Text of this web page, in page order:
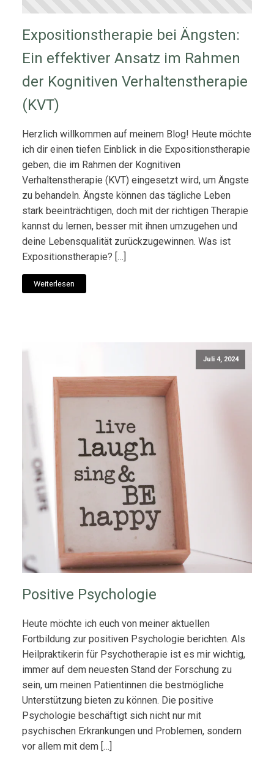
Expositionstherapie bei Ängsten:
Ein effektiver Ansatz im Rahmen
der Kognitiven Verhaltenstherapie
(KVT)
Herzlich willkommen auf meinem Blog! Heute möchte
ich dir einen tiefen Einblick in die Expositionstherapie
geben, die im Rahmen der Kognitiven
Verhaltenstherapie (KVT) eingesetzt wird, um Ängste
zu behandeln. Ängste können das tägliche Leben
stark beeinträchtigen, doch mit der richtigen Therapie
kannst du lernen, besser mit ihnen umzugehen und
deine Lebensqualität zurückzugewinnen. Was ist
Expositionstherapie? […]
Weiterlesen
Juli 4, 2024
Positive Psychologie
Heute möchte ich euch von meiner aktuellen
Fortbildung zur positiven Psychologie berichten. Als
Heilpraktikerin für Psychotherapie ist es mir wichtig,
immer auf dem neuesten Stand der Forschung zu
sein, um meinen Patientinnen die bestmögliche
Unterstützung bieten zu können. Die positive
Psychologie beschäftigt sich nicht nur mit
psychischen Erkrankungen und Problemen, sondern
vor allem mit dem […]